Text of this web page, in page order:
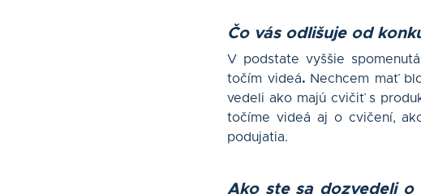
Čo vás odlišuje od
V podstate vyššie
točím videá. Nechcem mať
vedeli ako majú cvičiť s
točíme videá aj o cvičení,
podujatia.
Ako ste sa dozvedeli o